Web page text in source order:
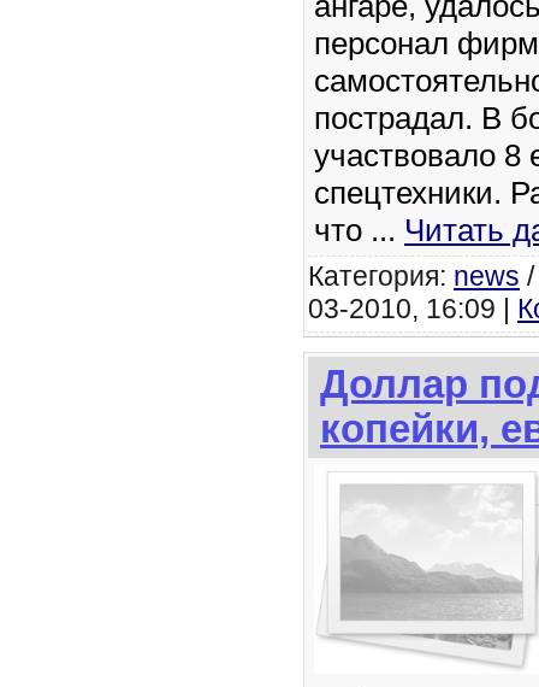
персонал
пострадал. В
участвовало 8
спецтехники.
что ... Читать
Категория: news
03-2010, 16:09 |
Доллар
копейки,